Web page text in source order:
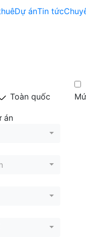
Dự ánTin tức
Toàn quốc
án